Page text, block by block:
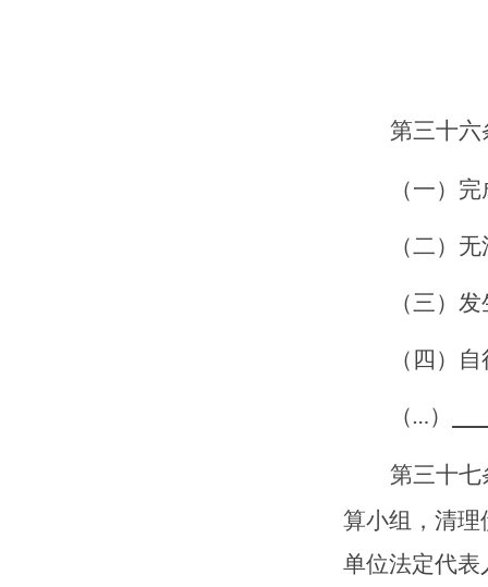
第三十六
（一）
（二）
（三）
（四）
（…）
第三十七
算小组，清理
单位法定代表